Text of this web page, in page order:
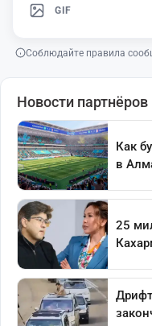
GIF
Соблюдайте правила